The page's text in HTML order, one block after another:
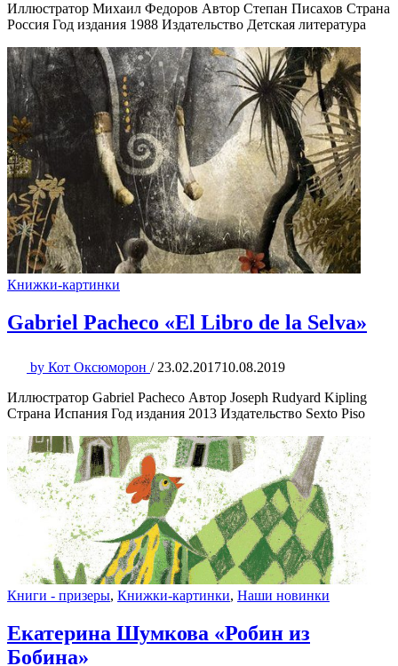
Иллюстратор Михаил Федоров Автор Степан Писахов Страна
Россия Год издания 1988 Издательство Детская литература
Книжки-картинки
Gabriel Pacheco «El Libro de la Selva»
by Кот Оксюморон / 23.02.201710.08.2019
Иллюстратор Gabriel Pacheco Автор Joseph Rudyard Kipling
Страна Испания Год издания 2013 Издательство Sexto Piso
Книги - призеры, Книжки-картинки, Наши новинки
Екатерина Шумкова «Робин из
Бобина»